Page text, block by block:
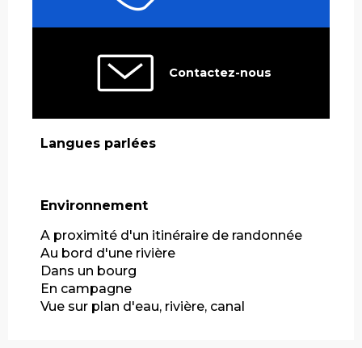
Contactez-nous
Langues parlées
Langues parlées
Environnement
Environnement
A proximité d'un itinéraire de randonnée
Au bord d'une rivière
Dans un bourg
En campagne
Vue sur plan d'eau, rivière, canal